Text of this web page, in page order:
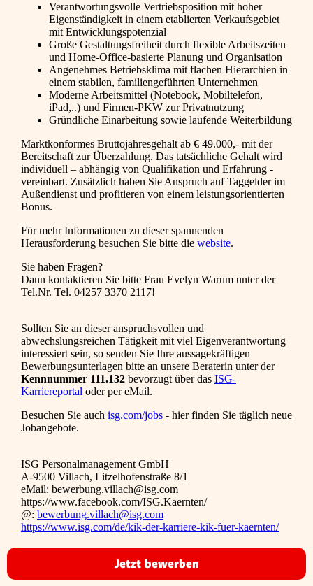
Verantwortungsvolle Vertriebsposition mit hoher
Eigenständigkeit in einem etablierten Verkaufsgebiet
mit Entwicklungspotenzial
Große Gestaltungsfreiheit durch flexible Arbeitszeiten
und Home-Office-basierte Planung und Organisation
Angenehmes Betriebsklima mit flachen Hierarchien in
einem stabilen, familiengeführten Unternehmen
Moderne Arbeitsmittel (Notebook, Mobiltelefon,
iPad,..) und Firmen-PKW zur Privatnutzung
Gründliche Einarbeitung sowie laufende Weiterbildung
Marktkonformes Bruttojahresgehalt ab € 49.000,- mit der
Bereitschaft zur Überzahlung. Das tatsächliche Gehalt wird
individuell – abhängig von Qualifikation und Erfahrung -
vereinbart. Zusätzlich haben Sie Anspruch auf Taggelder im
Außendienst und profitieren von einem leistungsorientierten
Bonus.
Für mehr Informationen zu dieser spannenden
Herausforderung besuchen Sie bitte die website.
Sie haben Fragen?
Dann kontaktieren Sie bitte Frau Evelyn Warum unter der
Tel.Nr. Tel. 04257 3370 2117!
Sollten Sie an dieser anspruchsvollen und
abwechslungsreichen Tätigkeit mit viel Eigenverantwortung
interessiert sein, so senden Sie Ihre aussagekräftigen
Bewerbungsunterlagen bitte an unsere Beraterin unter der
Kennnummer 111.132 bevorzugt über das ISG-
Karriereportal oder per eMail.
Besuchen Sie auch isg.com/jobs - hier finden Sie täglich neue
Jobangebote.
ISG Personalmanagement GmbH
A-9500 Villach, Litzelhofenstraße 8/1
eMail: bewerbung.villach@isg.com
https://www.facebook.com/ISG.Kaernten/
@: bewerbung.villach@isg.com
https://www.isg.com/de/kik-der-karriere-kik-fuer-kaernten/
Jetzt bewerben